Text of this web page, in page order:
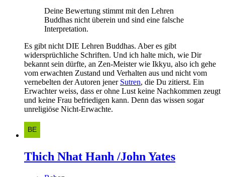
Deine Bewertung stimmt mit den Lehren
Buddhas nicht überein und sind eine falsche
Interpretation.
Es gibt nicht DIE Lehren Buddhas. Aber es gibt
widersprüchliche Schriften. Und ich halte mich, wie Dir
bekannt sein dürfte, an Zen-Meister wie Ikkyu, also ich gehe
vom erwachten Zustand und Verhalten aus und nicht vom
vernebelten der Autoren jener Sutren, die Du zitierst. Ein
Erwachter weiss, dass er ohne Lust keine Nachkommen zeugt
und keine Frau befriedigen kann. Denn das wissen sogar
unreligiöse Nicht-Erwachte.
Thich Nhat Hanh /John Yates